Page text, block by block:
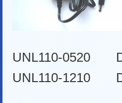
UNL110-
UNL110-1210